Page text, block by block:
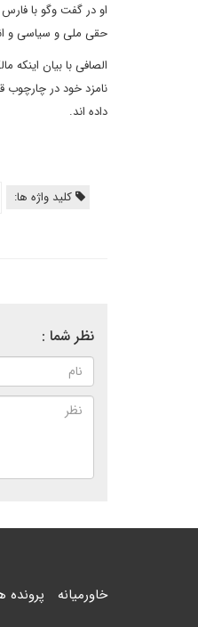
او در گفت وگو با
حقی ملی و سیاسی و
الصافی با بیان
نامزد خود در چارچوب
داده اند.
کلید واژه ها:
نظر شما :
خاورمیانه